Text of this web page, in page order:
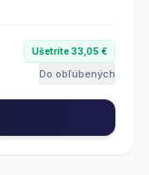
Ušetríte 33,05 €
Do obľúbených